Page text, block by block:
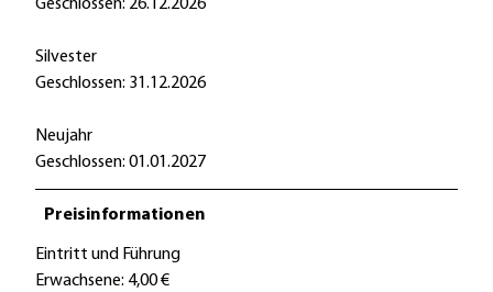
Geschlossen: 26.12.2026
Silvester
Geschlossen: 31.12.2026
Neujahr
Geschlossen: 01.01.2027
Preisinformationen
Eintritt und Führung
Erwachsene: 4,00 €